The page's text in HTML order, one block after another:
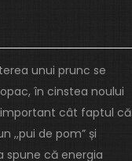
unui prunc se
în cinstea noului
important cât faptul că
,,pui de pom” și
spune că energia